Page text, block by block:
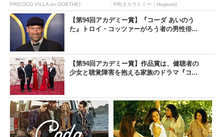
PR(COCO VILLA on GOETHE) PR(タカラトミー｜Hugkum)
【第94回アカデミー賞】『コーダ あいのう
た』トロイ・コッツァーがろう者の男性俳...
【第94回アカデミー賞】作品賞は、健聴者の
少女と聴覚障害を抱える家族のドラマ『コ...